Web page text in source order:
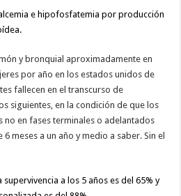
e hipofosfatemia por producción
y bronquial aproximadamente en
por año en los estados unidos de
fallecen en el transcurso de
siguientes, en la condición de que los
no en fases terminales o adelantados
meses a un año y medio a saber. Sin el
supervivencia a los 5 años es del 65% y